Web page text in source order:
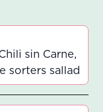
sin Carne,
sorters sallad